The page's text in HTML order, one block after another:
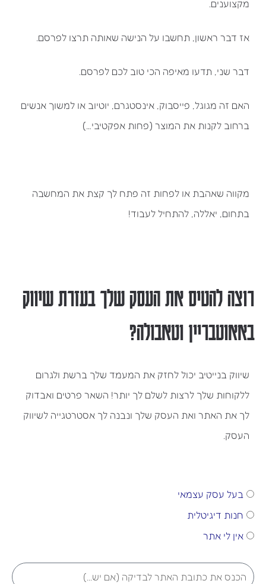
מקצוענים.
אז דבר ראשון, תחשבו על הנישה שאותה תרצו לפרסם.
דבר שני, תדעו מאיפה הכי טוב לכם לפרסם.
האם זה מגוגל, פייסבוק, אינסטגרם, יוטיוב או למשוך אנשים
ברחוב לקנות את המוצר (פחות אפקטיבי…)
מקווה שאהבת או לפחות זה פתח לך קצת את המחשבה
בתחום, יאללה, להתחיל לעבוד!
רוצה להטיס את העסק שלך בעזרת שיווק
באאוטבריין וטאבולה?
שיווק בנייטיב יכול לחזק את המעמד שלך ברשת ולגרום
ללקוחות שלך לרצות לשלם לך יותר! השאר פרטים ואבדוק
לך את האתר ואת העסק שלך ונבנה לך אסטרטגייה לשיווק
העסק.
מי
אני?
בעל עסק עצמאי
חנות דיגיטלית
אין לי אתר
url